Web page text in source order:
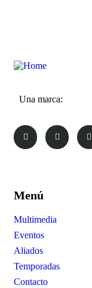
Una marca:
Menú
Multimedia
Eventos
Aliados
Temporadas
Contacto